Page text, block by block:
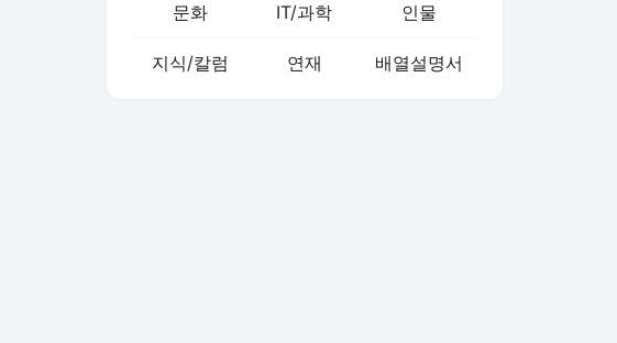
문화 IT/과학 인물
지식/칼럼 연재 배열설명서